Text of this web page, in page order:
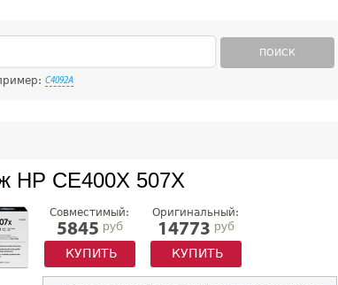
ПОИСК
C4092A
HP CE400X 507X
Совместимый:
5845 руб
КУПИТЬ
Оригинальный:
14773 руб
КУПИТЬ